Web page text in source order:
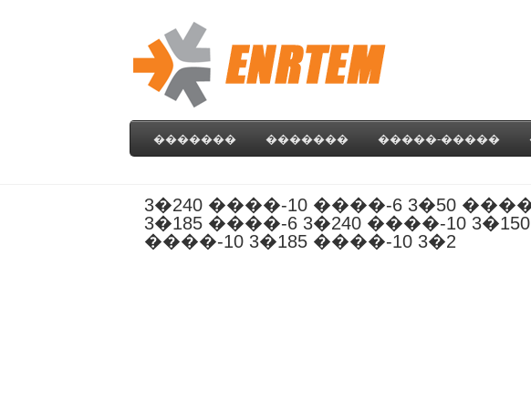
������� ������� �����-�����
3�240 ����-10 ����-6 3�50
3�185 ����-6 3�240 ����-10
����-10 3�185 ����-10 3�2